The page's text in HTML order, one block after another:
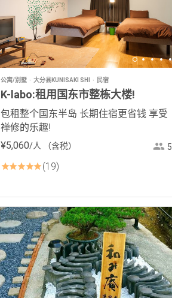
公寓/别墅 大分县KUNISAKI SHI 民宿
K-labo:租用国东市整栋大楼!
包租整个国东半岛 长期住宿更省钱 享受
禅修的乐趣!
¥5,060/人 （含税） 5
19